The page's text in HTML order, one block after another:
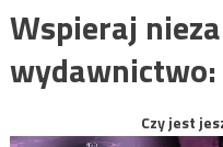
Wspieraj
wydawnictwo:
Czy jest